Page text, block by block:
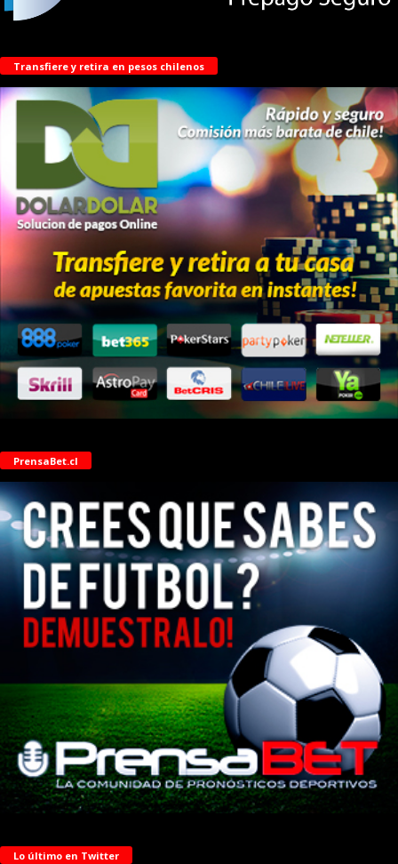
Transfiere y retira en pesos chilenos
PrensaBet.cl
Lo último en Twitter